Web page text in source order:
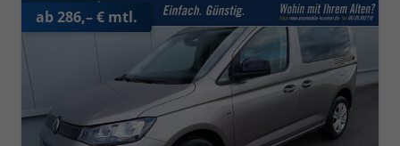
ab 286,– € mtl.